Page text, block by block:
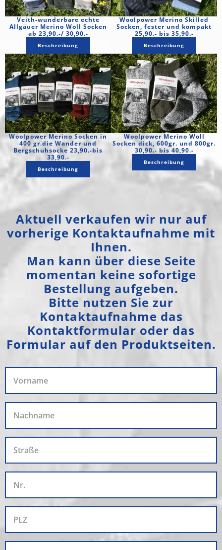
Veith-wunderbare echte
Allgäuer Merino Woll Socken
ab 23,90.-/ 30,90.-
Beschreibung
Woolpower Merino Skilled
Socken, fester und kompakt
25,90.- bis 35,90.-
Beschreibung
Woolpower Merino Socken in
400 gr.die Wander und
Bergschuhsocke 23,90.-bis
33,90.-
Beschreibung
Woolpower Merino Woll
Socken dick, 600gr. und 800gr.
30,90.- bis 40,90.-
Beschreibung
Aktuell verkaufen wir nur auf
vorherige Kontaktaufnahme mit
Ihnen.
Man kann über diese Seite
momentan keine sofortige
Bestellung aufgeben.
Bitte nutzen Sie zur
Kontaktaufnahme das
Kontaktformular oder das
Formular auf den Produktseiten.